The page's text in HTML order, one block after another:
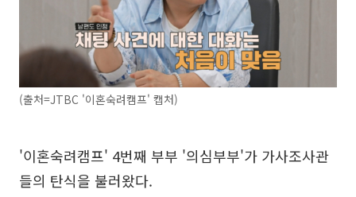
(출처=JTBC '이혼숙려캠프' 캡처)
'이혼숙려캠프' 4번째 부부 '의심부부'가 가사조사관
들의 탄식을 불러왔다.